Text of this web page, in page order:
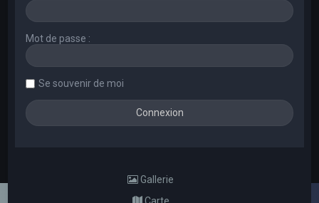
Mot de passe :
Se souvenir de moi
Gallerie
Carte